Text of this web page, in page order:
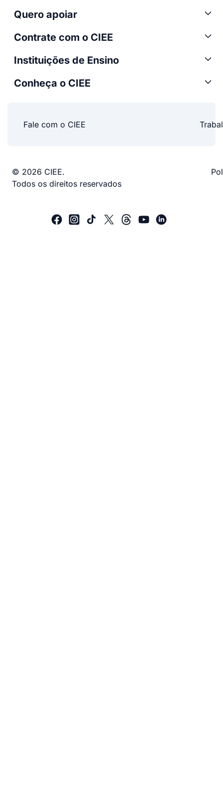
Quero apoiar
Contrate com o CIEE
Instituições de Ensino
Conheça o CIEE
Fale com o CIEE
© 2026 CIEE.
Todos os direitos reservados